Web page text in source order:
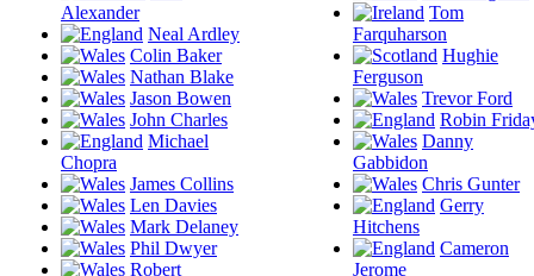
Alexander
Neal Ardley
Colin Baker
Nathan Blake
Jason Bowen
John Charles
Michael
Chopra
James Collins
Len Davies
Mark Delaney
Phil Dwyer
Robert
Tom
Farquharson
Hughie
Ferguson
Trevor Ford
Robin
Danny
Gabbidon
Chris Gunter
Gerry
Hitchens
Cameron
Jerome